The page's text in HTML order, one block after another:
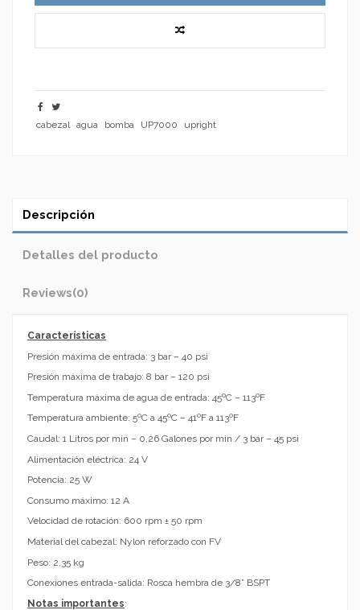
cabezal agua bomba UP7000 upright
Descripción
Detalles del producto
Reviews(0)
Características
Presión máxima de entrada: 3 bar – 40 psi
Presión máxima de trabajo: 8 bar – 120 psi
Temperatura máxima de agua de entrada: 45ºC – 113ºF
Temperatura ambiente: 5ºC a 45ºC – 41ºF a 113ºF
Caudal: 1 Litros por min – 0,26 Galones por min / 3 bar – 45 psi
Alimentación eléctrica: 24 V
Potencia: 25 W
Consumo máximo: 12 A
Velocidad de rotación: 600 rpm ± 50 rpm
Material del cabezal: Nylon reforzado con FV
Peso: 2,35 kg
Conexiones entrada-salida: Rosca hembra de 3/8” BSPT
Notas importantes: